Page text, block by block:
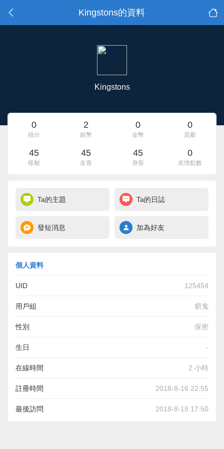
Kingstons的資料
Kingstons
0
積分
2
銀幣
0
金幣
0
貢獻
45
樣貌
45
友善
45
身形
0
友情點數
Ta的主題 Ta的日誌
發短消息 加為好友
個人資料
UID 125454
用戶組 窮鬼
性別 保密
生日 -
在線時間 2 小時
註冊時間 2018-8-16 22:55
最後訪問 2018-8-18 17:50